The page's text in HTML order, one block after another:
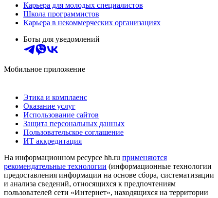
Карьера для молодых специалистов
Школа программистов
Карьера в некоммерческих организациях
Боты для уведомлений
Мобильное приложение
Этика и комплаенс
Оказание услуг
Использование сайтов
Защита персональных данных
Пользовательское соглашение
ИТ аккредитация
На информационном ресурсе hh.ru применяются
рекомендательные технологии (информационные технологии
предоставления информации на основе сбора, систематизации
и анализа сведений, относящихся к предпочтениям
пользователей сети «Интернет», находящихся на территории